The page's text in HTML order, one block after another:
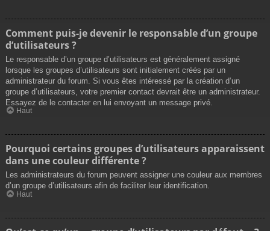
Comment puis-je devenir le responsable d’un groupe
d’utilisateurs ?
Le responsable d’un groupe d’utilisateurs est généralement assigné
lorsque les groupes d’utilisateurs sont initialement créés par un
administrateur du forum. Si vous êtes intéressé par la création d’un
groupe d’utilisateurs, votre premier contact devrait être un administrateur.
Essayez de le contacter en lui envoyant un message privé.
Haut
Pourquoi certains groupes d’utilisateurs apparaissent
dans une couleur différente ?
Les administrateurs du forum peuvent assigner une couleur aux membres
d’un groupe d’utilisateurs afin de faciliter leur identification.
Haut